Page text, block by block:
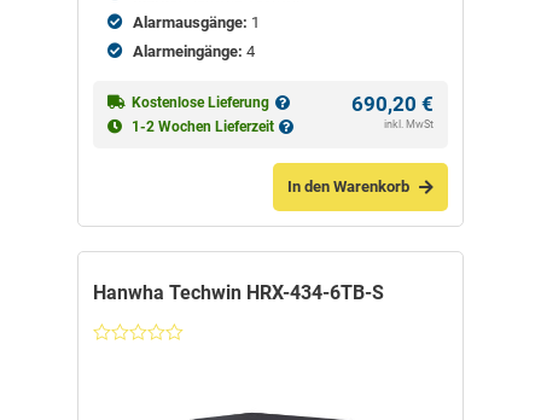
Alarmausgänge: 1
Alarmeingänge: 4
Kostenlose Lieferung
1-2 Wochen Lieferzeit
690,20 €
inkl. MwSt
In den Warenkorb
Hanwha Techwin HRX-434-6TB-S